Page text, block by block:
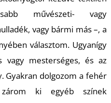
művészeti- vagy
vagy bármi más –, a
választom. Ugyanígy
mesterséges, és az
Gyakran dolgozom a fehér
ki egyéb színek